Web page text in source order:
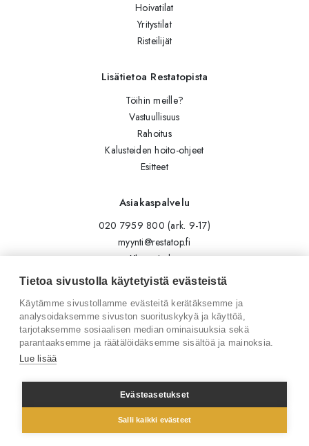
Hoivatilat
Yritystilat
Risteilijät
Lisätietoa Restatopista
Töihin meille?
Vastuullisuus
Rahoitus
Kalusteiden hoito-ohjeet
Esitteet
Asiakaspalvelu
020 7959 800 (ark. 9-17)
myynti@restatop.fi
Yhteystiedot
Lähetä viesti
Seuraa meitä
Tilaa uutiskirje
Facebook
© 2026 Restatop Oy
Tietoa sivustolla käytetyistä evästeistä
Käytämme sivustollamme evästeitä kerätäksemme ja
analysoidaksemme sivuston suorituskykyä ja käyttöä,
tarjotaksemme sosiaalisen median ominaisuuksia sekä
parantaaksemme ja räätälöidäksemme sisältöä ja mainoksia.
Lue lisää
Evästeasetukset
Salli kaikki evästeet